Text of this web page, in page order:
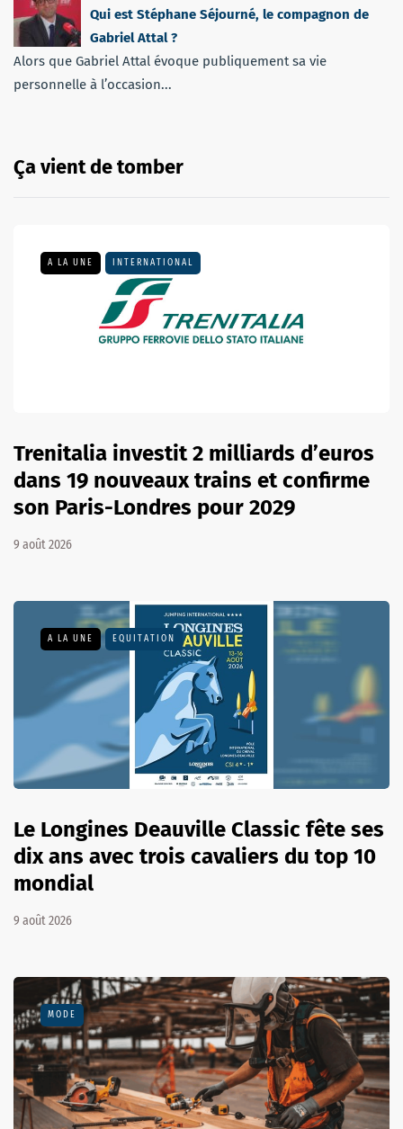
Qui est Stéphane Séjourné, le compagnon de
Gabriel Attal ?
Alors que Gabriel Attal évoque publiquement sa vie
personnelle à l’occasion...
Ça vient de tomber
A LA UNE INTERNATIONAL
Trenitalia investit 2 milliards d’euros
dans 19 nouveaux trains et confirme
son Paris-Londres pour 2029
9 août 2026
A LA UNE EQUITATION
Le Longines Deauville Classic fête ses
dix ans avec trois cavaliers du top 10
mondial
9 août 2026
MODE